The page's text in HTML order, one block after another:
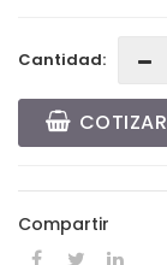
Cantidad:
COTIZAR
Compartir